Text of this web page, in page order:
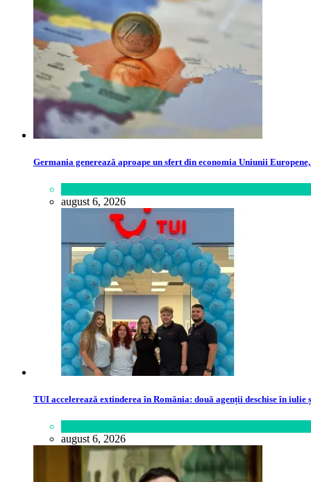
Germania generează aproape un sfert din economia Uniunii
august 6, 2026
TUI accelerează extinderea în România: două agenții deschise în iulie
august 6, 2026